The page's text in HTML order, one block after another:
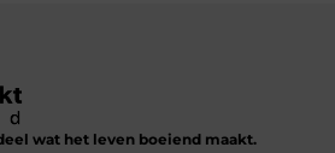
wat het leven boeiend maakt.